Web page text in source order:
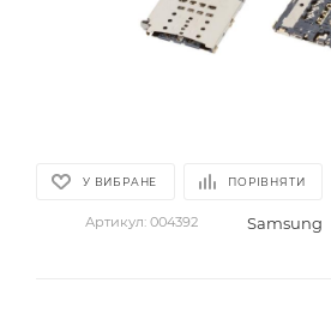
У ВИБРАНЕ ПОРІВНЯТИ
Артикул: 004392 Samsung